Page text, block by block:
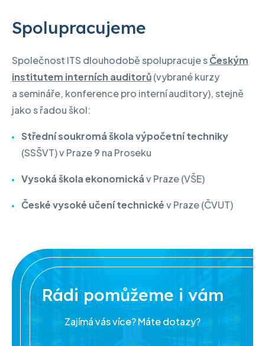
Spolupracujeme
Společnost ITS dlouhodobě spolupracuje sČeským
institutem interních auditorů(vybrané kurzy
a semináře, konference pro interní auditory), stejně
jako s řadou škol:
Střední soukromá škola výpočetní techniky
(SSŠVT) v Praze 9 na Proseku
Vysoká škola ekonomickáv Praze (VŠE)
České vysoké učení technickév Praze (ČVUT)
Rádi pomůžeme i vám
Zajímá vás více? Máte dotazy?